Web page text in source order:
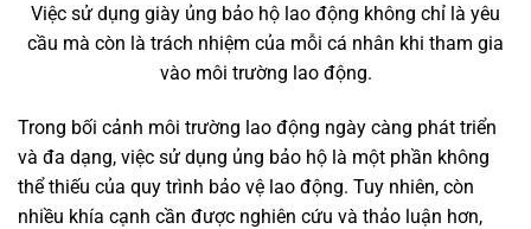
Việc sử dụng giày ủng bảo hộ lao động không chỉ là yêu
cầu mà còn là trách nhiệm của mỗi cá nhân khi tham gia
vào môi trường lao động.
Trong bối cảnh môi trường lao động ngày càng phát triển
và đa dạng, việc sử dụng ủng bảo hộ là một phần không
thể thiếu của quy trình bảo vệ lao động. Tuy nhiên, còn
nhiều khía cạnh cần được nghiên cứu và thảo luận hơn,